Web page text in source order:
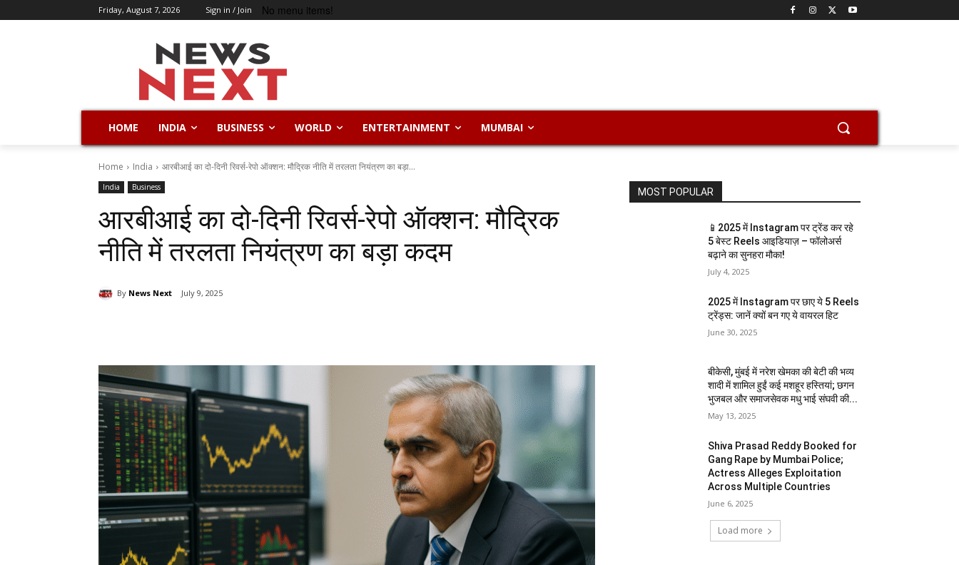
Friday, August 7, 2026 Sign in / Join No menu items!
HOME INDIA BUSINESS WORLD ENTERTAINMENT MUMBAI
Home India आरबीआई का दो-दिनी रिवर्स-रेपो ऑक्शन: मौद्रिक नीति में तरलता नियंत्रण का बड़ा...
India Business
आरबीआई का दो-दिनी रिवर्स-रेपो ऑक्शन: मौद्रिक
नीति में तरलता नियंत्रण का बड़ा कदम
By News Next July 9, 2025
MOST POPULAR
📱2025 में Instagram पर ट्रेंड कर रहे
5 बेस्ट Reels आइडियाज़ – फॉलोअर्स
बढ़ाने का सुनहरा मौका!
July 4, 2025
2025 में Instagram पर छाए ये 5 Reels
ट्रेंड्स: जानें क्यों बन गए ये वायरल हिट
June 30, 2025
बीकेसी, मुंबई में नरेश खेमका की बेटी की भव्य
शादी में शामिल हुईं कई मशहूर हस्तियां; छगन
भुजबल और समाजसेवक मधु भाई संघवी की...
May 13, 2025
Shiva Prasad Reddy Booked for
Gang Rape by Mumbai Police;
Actress Alleges Exploitation
Across Multiple Countries
June 6, 2025
Load more